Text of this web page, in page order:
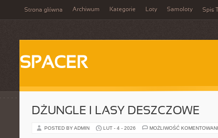
Strona główna Archiwum Kategorie Loty Samoloty Spis
SPACER
DŻUNGLE I LASY DESZCZOWE
POSTED BY ADMIN LUT - 4 - 2026 MOŻLIWOŚĆ